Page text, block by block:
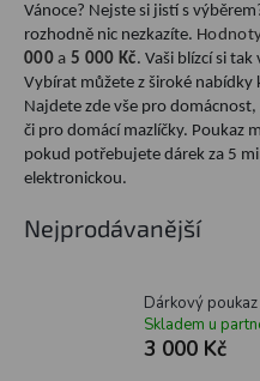
Vánoce? Nejste si jistí s
rozhodně nic nezkazíte.
000 a 5 000 Kč. Vaši blízcí si
Vybírat můžete z široké
Najdete zde vše pro
či pro domácí mazlíčky. Poukaz
pokud potřebujete dárek za 5
elektronickou.
Nejprodávanější
Dárkový
Skladem u
3 000 Kč